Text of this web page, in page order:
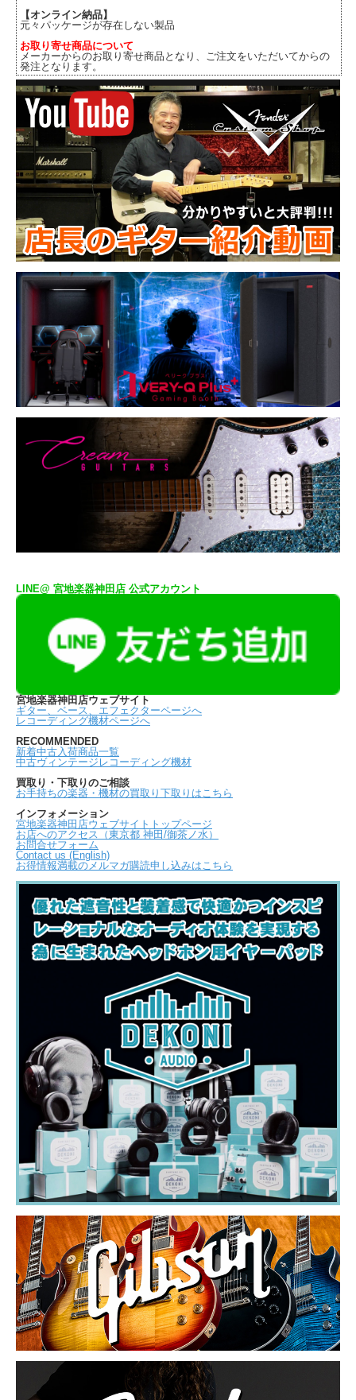
【オンライン納品】
元々パッケージが存在しない製品
お取り寄せ商品について
メーカーからのお取り寄せ商品となり、ご注文をいただいてからの
発注となります。
LINE@ 宮地楽器神田店 公式アカウント
宮地楽器神田店ウェブサイト
ギター、ベース、エフェクターページへ
レコーディング機材ページへ
RECOMMENDED
新着中古入荷商品一覧
中古ヴィンテージレコーディング機材
買取り・下取りのご相談
お手持ちの楽器・機材の買取り下取りはこちら
インフォメーション
宮地楽器神田店ウェブサイトトップページ
お店へのアクセス（東京都 神田/御茶ノ水）
お問合せフォーム
Contact us (English)
お得情報満載のメルマガ購読申し込みはこちら